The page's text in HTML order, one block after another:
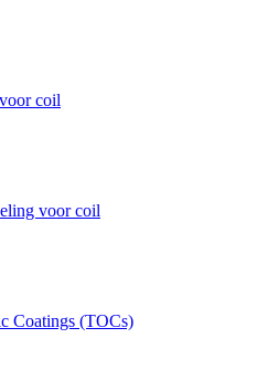
coil
voor coil
Coatings (TOCs)